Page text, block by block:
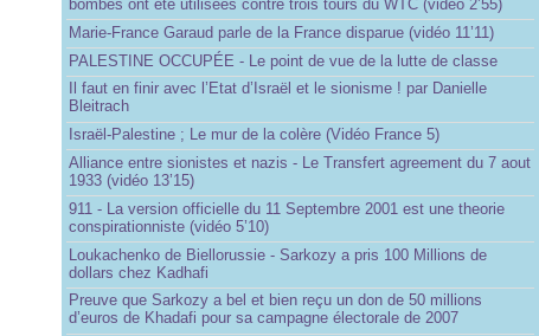
bombes ont été utilisées contre trois tours du WTC (vidéo 2’55)
Marie-France Garaud parle de la France disparue (vidéo 11’11)
PALESTINE OCCUPÉE - Le point de vue de la lutte de classe
Il faut en finir avec l’Etat d’Israël et le sionisme ! par Danielle
Bleitrach
Israël-Palestine ; Le mur de la colère (Vidéo France 5)
Alliance entre sionistes et nazis - Le Transfert agreement du 7 aout
1933 (vidéo 13’15)
911 - La version officielle du 11 Septembre 2001 est une theorie
conspirationniste (vidéo 5’10)
Loukachenko de Biellorussie - Sarkozy a pris 100 Millions de
dollars chez Kadhafi
Preuve que Sarkozy a bel et bien reçu un don de 50 millions
d’euros de Khadafi pour sa campagne électorale de 2007